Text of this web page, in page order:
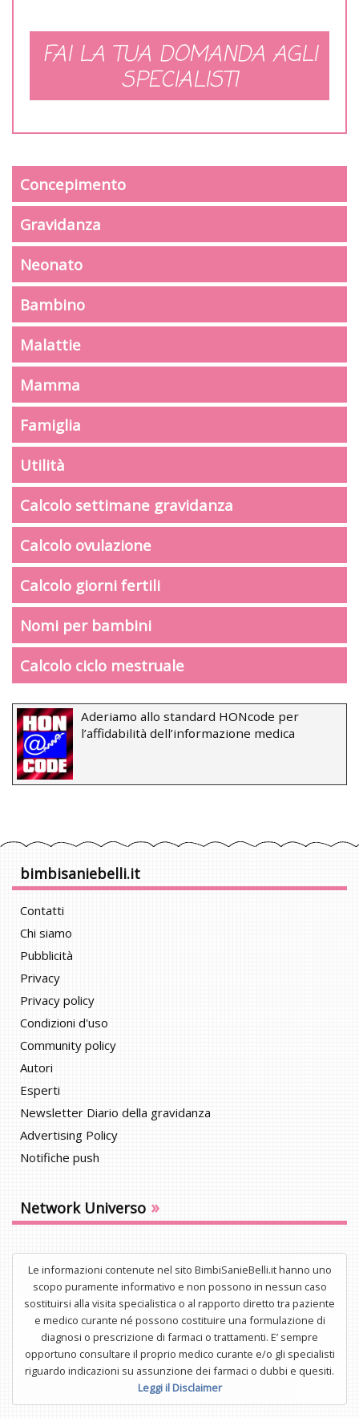
FAI LA TUA DOMANDA AGLI
SPECIALISTI
Concepimento
Gravidanza
Neonato
Bambino
Malattie
Mamma
Famiglia
Utilità
Calcolo settimane gravidanza
Calcolo ovulazione
Calcolo giorni fertili
Nomi per bambini
Calcolo ciclo mestruale
Aderiamo allo standard HONcode per
l’affidabilità dell’informazione medica
bimbisaniebelli.it
Contatti
Chi siamo
Pubblicità
Privacy
Privacy policy
Condizioni d'uso
Community policy
Autori
Esperti
Newsletter Diario della gravidanza
Advertising Policy
Notifiche push
Network Universo »
Le informazioni contenute nel sito BimbiSanieBelli.it hanno uno
scopo puramente informativo e non possono in nessun caso
sostituirsi alla visita specialistica o al rapporto diretto tra paziente
e medico curante né possono costituire una formulazione di
diagnosi o prescrizione di farmaci o trattamenti. E’ sempre
opportuno consultare il proprio medico curante e/o gli specialisti
riguardo indicazioni su assunzione dei farmaci o dubbi e quesiti.
Leggi il Disclaimer